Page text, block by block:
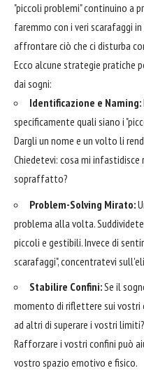
"piccoli problemi" continuino a
faremmo con i veri scarafaggi
affrontare ciò che ci disturba
Ecco alcune strategie pratiche
dai sogni:
Identificazione e Naming:
specificamente quali siano i
Dargli un nome e un volto li
Chiedetevi: cosa mi
sopraffatto?
Problem-Solving Mirato:
problema alla volta.
piccoli e gestibili. Invece di
scarafaggi", concentratevi
Stabilire Confini:Se il
momento di riflettere sui vostri
ad altri di superare i vostri
Rafforzare i vostri confini può
vostro spazio emotivo e fisico.